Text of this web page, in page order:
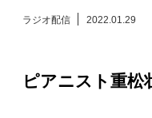
日々のレポート
ラジオ配信 2022.01.29
ピアニスト重